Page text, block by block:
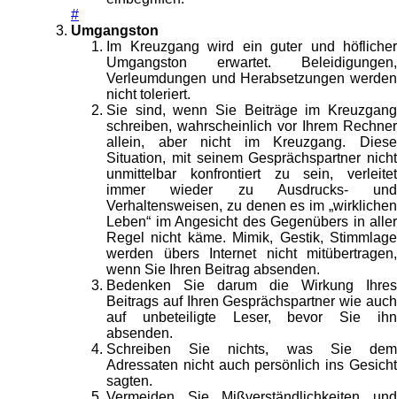
#
Umgangston
Im Kreuzgang wird ein guter und höflicher
Umgangston erwartet. Beleidigungen,
Verleumdungen und Herabsetzungen werden
nicht toleriert.
Sie sind, wenn Sie Beiträge im Kreuzgang
schreiben, wahrscheinlich vor Ihrem Rechner
allein, aber nicht im Kreuzgang. Diese
Situation, mit seinem Gesprächspartner nicht
unmittelbar konfrontiert zu sein, verleitet
immer wieder zu Ausdrucks- und
Verhaltensweisen, zu denen es im „wirklichen
Leben“ im Angesicht des Gegenübers in aller
Regel nicht käme. Mimik, Gestik, Stimmlage
werden übers Internet nicht mitübertragen,
wenn Sie Ihren Beitrag absenden.
Bedenken Sie darum die Wirkung Ihres
Beitrags auf Ihren Gesprächspartner wie auch
auf unbeteiligte Leser, bevor Sie ihn
absenden.
Schreiben Sie nichts, was Sie dem
Adressaten nicht auch persönlich ins Gesicht
sagten.